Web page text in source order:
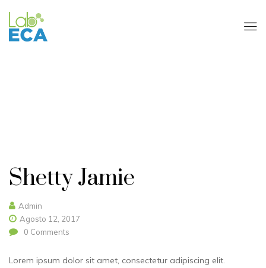
Shetty Jamie
Admin
Agosto 12, 2017
0 Comments
Lorem ipsum dolor sit amet, consectetur adipiscing elit.